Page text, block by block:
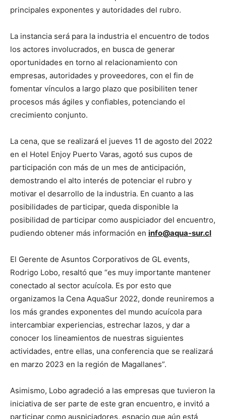
principales exponentes y autoridades del rubro.
La instancia será para la industria el encuentro de todos
los actores involucrados, en busca de generar
oportunidades en torno al relacionamiento con
empresas, autoridades y proveedores, con el fin de
fomentar vínculos a largo plazo que posibiliten tener
procesos más ágiles y confiables, potenciando el
crecimiento conjunto.
La cena, que se realizará el jueves 11 de agosto del 2022
en el Hotel Enjoy Puerto Varas, agotó sus cupos de
participación con más de un mes de anticipación,
demostrando el alto interés de potenciar el rubro y
motivar el desarrollo de la industria. En cuanto a las
posibilidades de participar, queda disponible la
posibilidad de participar como auspiciador del encuentro,
pudiendo obtener más información en info@aqua-sur.cl
El Gerente de Asuntos Corporativos de GL events,
Rodrigo Lobo, resaltó que “es muy importante mantener
conectado al sector acuícola. Es por esto que
organizamos la Cena AquaSur 2022, donde reuniremos a
los más grandes exponentes del mundo acuícola para
intercambiar experiencias, estrechar lazos, y dar a
conocer los lineamientos de nuestras siguientes
actividades, entre ellas, una conferencia que se realizará
en marzo 2023 en la región de Magallanes”.
Asimismo, Lobo agradeció a las empresas que tuvieron la
iniciativa de ser parte de este gran encuentro, e invitó a
participar como auspiciadores, espacio que aún está